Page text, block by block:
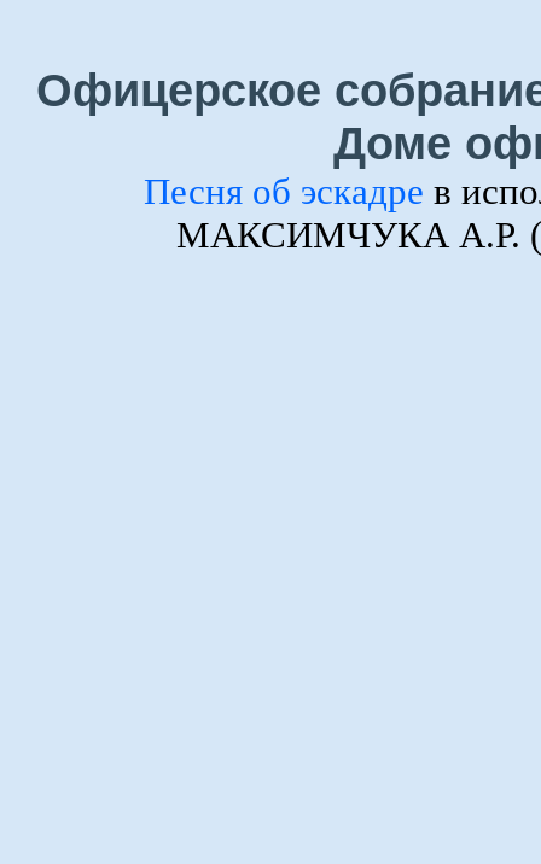
Офицерское
Доме
Песня об эскадре в
МАКСИМЧУКА А.Р.